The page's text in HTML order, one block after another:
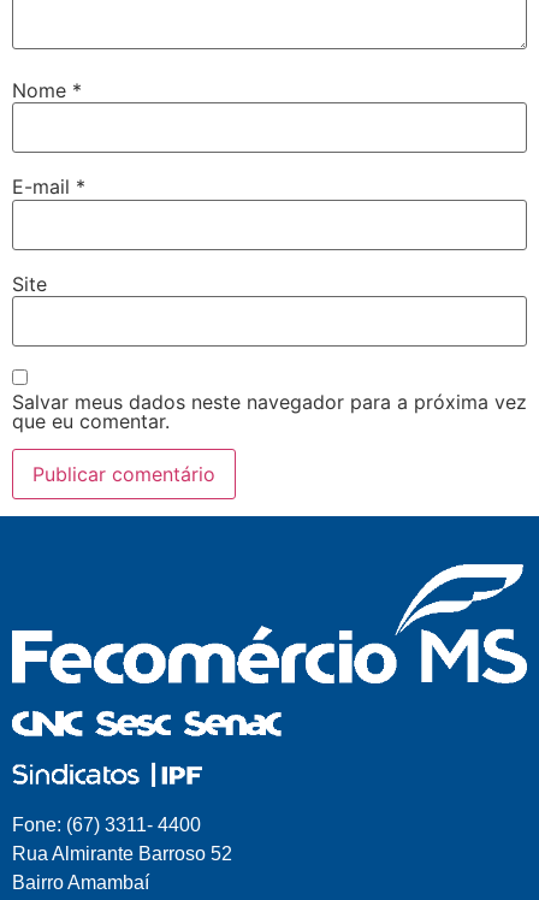
Nome *
E-mail *
Site
Salvar meus dados neste navegador para a próxima vez
que eu comentar.
Fone: (67) 3311- 4400
Rua Almirante Barroso 52
Bairro Amambaí